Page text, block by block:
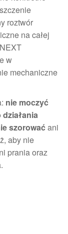
roztwór
na całej
w
mechaniczne
nie moczyć
szorować ani
aby nie
prania oraz